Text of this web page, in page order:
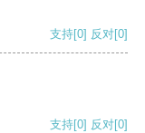
支持[0] 反对[0]
支持[0] 反对[0]